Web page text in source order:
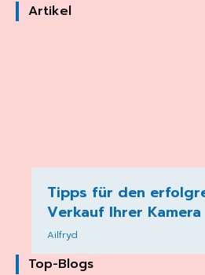
Artikel
Tipps für den
Verkauf Ihrer Kamera
Ailfryd
Top-Blogs